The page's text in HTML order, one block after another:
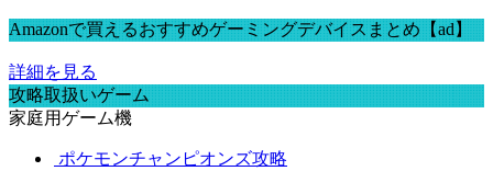
Amazonで買えるおすすめゲーミングデバイスまとめ【ad】
詳細を見る
攻略取扱いゲーム
家庭用ゲーム機
ポケモンチャンピオンズ攻略